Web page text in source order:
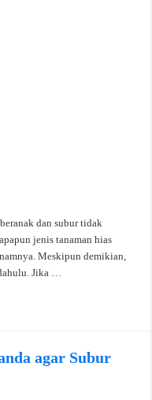
dan subur tidak
jenis tanaman hias
Meskipun demikian,
Jika …
agar Subur